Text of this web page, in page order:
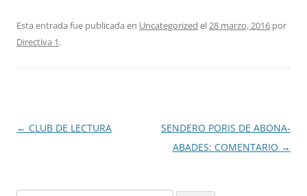
Esta entrada fue publicada en Uncategorized el28 marzo, 2016 por
Directiva 1.
Navegación
← CLUB DE LECTURA
SENDERO PORIS DE ABONA-
ABADES: COMENTARIO →